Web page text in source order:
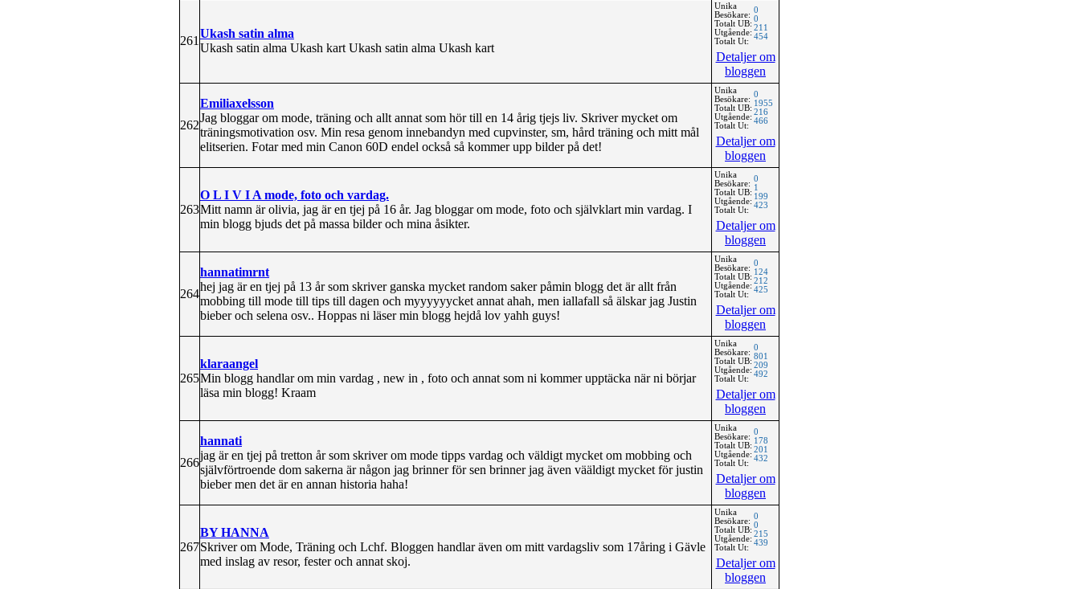
261
Ukash satin alma
Ukash satin alma Ukash kart Ukash satin alma Ukash kart
Unika
Besökare:
Totalt UB:
Utgående:
Totalt Ut:
0
0
211
454
Detaljer om
bloggen
262
Emiliaxelsson
Jag bloggar om mode, träning och allt annat som hör till en 14 årig tjejs liv. Skriver mycket om
träningsmotivation osv. Min resa genom innebandyn med cupvinster, sm, hård träning och mitt mål
elitserien. Fotar med min Canon 60D endel också så kommer upp bilder på det!
Unika
Besökare:
Totalt UB:
Utgående:
Totalt Ut:
0
1955
216
466
Detaljer om
bloggen
263
O L I V I A mode, foto och vardag.
Mitt namn är olivia, jag är en tjej på 16 år. Jag bloggar om mode, foto och självklart min vardag. I
min blogg bjuds det på massa bilder och mina åsikter.
Unika
Besökare:
Totalt UB:
Utgående:
Totalt Ut:
0
1
199
423
Detaljer om
bloggen
264
hannatimrnt
hej jag är en tjej på 13 år som skriver ganska mycket random saker påmin blogg det är allt från
mobbing till mode till tips till dagen och myyyyyycket annat ahah, men iallafall så älskar jag Justin
bieber och selena osv.. Hoppas ni läser min blogg hejdå lov yahh guys!
Unika
Besökare:
Totalt UB:
Utgående:
Totalt Ut:
0
124
212
425
Detaljer om
bloggen
265
klaraangel
Min blogg handlar om min vardag , new in , foto och annat som ni kommer upptäcka när ni börjar
läsa min blogg! Kraam
Unika
Besökare:
Totalt UB:
Utgående:
Totalt Ut:
0
801
209
492
Detaljer om
bloggen
266
hannati
jag är en tjej på tretton år som skriver om mode tipps vardag och väldigt mycket om mobbing och
självförtroende dom sakerna är någon jag brinner för sen brinner jag även vääldigt mycket för justin
bieber men det är en annan historia haha!
Unika
Besökare:
Totalt UB:
Utgående:
Totalt Ut:
0
178
201
432
Detaljer om
bloggen
267
BY HANNA
Skriver om Mode, Träning och Lchf. Bloggen handlar även om mitt vardagsliv som 17åring i Gävle
med inslag av resor, fester och annat skoj.
Unika
Besökare:
Totalt UB:
Utgående:
Totalt Ut:
0
0
215
439
Detaljer om
bloggen